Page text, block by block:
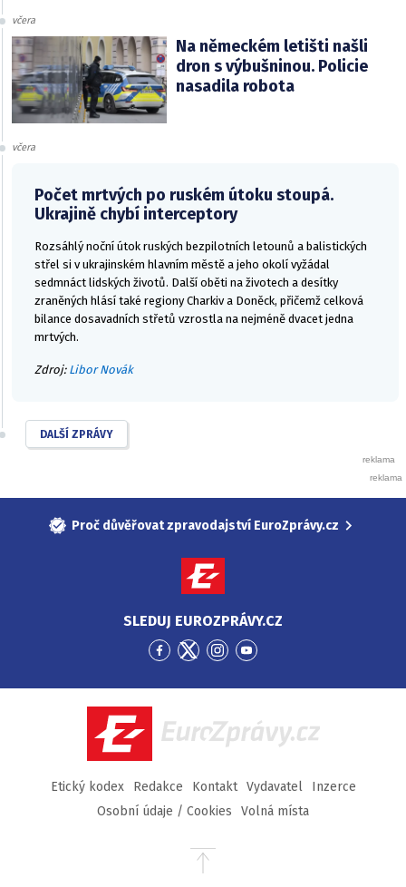
včera
Na německém letišti našli
dron s výbušninou. Policie
nasadila robota
včera
Počet mrtvých po ruském útoku stoupá.
Ukrajině chybí interceptory
Rozsáhlý noční útok ruských bezpilotních letounů a balistických
střel si v ukrajinském hlavním městě a jeho okolí vyžádal
sedmnáct lidských životů. Další oběti na životech a desítky
zraněných hlásí také regiony Charkiv a Doněck, přičemž celková
bilance dosavadních střetů vzrostla na nejméně dvacet jedna
mrtvých.
Zdroj: Libor Novák
DALŠÍ ZPRÁVY
Proč důvěřovat zpravodajství EuroZprávy.cz
SLEDUJ EUROZPRÁVY.CZ
Přejít
Facebook
Přejít
Twitter
Přejít
Instagram
Přejít
YouTube
EuroZprávy.cz
Etický kodex Redakce Kontakt Vydavatel
Inzerce
Osobní údaje / Cookies
Volná místa
Přejít